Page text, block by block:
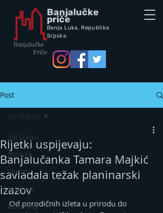
Banjalučke
priče
Banja Luka, Republika
Srpska
Post
Svi članci
Politika
Vijesti
Intervju
Kolumna
Svi članci
Rijetki uspijevaju:
Banjalučanka Tamara Majkić
savladala težak planinarski
izazov
Od porodičnih izleta u prirodu do